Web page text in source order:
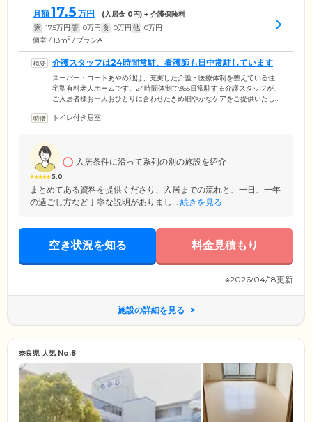
月額17.5 万円 (入居金 0円) + 介護保険料
家 17.5万円 管 0万円 食 0万円 他 0万円
個室 / 18m2 / プランA
介護スタッフは24時間常駐、看護師も日中常駐しています
スーパー・コートあやめ池は、充実した介護・医療体制を整えている住
宅型有料老人ホームです。24時間体制で365日常駐する介護スタッフが、
ご入居者様お一人おひとりに合わせたきめ細やかなケアをご提供いたし
もちろんのこと服薬管理や胃ろうなどの医療的ケアもお任せください。
トイレ付き居室
5.0
入居条件に沿って系列の別の施設を紹介
まとめてある資料を提供くださり、入居までの流れと、一日、一年
の過ごし方など丁寧な説明がありまし... 続きを見る
空き状況を知る 料金見積もり
※2026/04/18更新
施設の詳細を見る
奈良県 人気 No.8